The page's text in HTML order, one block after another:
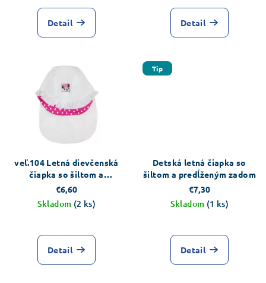
Detail Detail
veľ.104 Letná dievčenská
čiapka so šiltom a
ochranou na krku
€6,60
Skladom (2 ks)
Detail
Tip
Detská letná čiapka so
šiltom a predĺženým zadom
€7,30
Skladom (1 ks)
Detail